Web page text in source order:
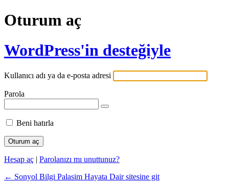
Oturum aç
WordPress'in desteğiyle
Kullanıcı adı ya da e-posta adresi
Parola
Beni hatırla
Hesap aç | Parolanızı mı unuttunuz?
← Sonyol Bilgi Palasim Hayata Dair sitesine git